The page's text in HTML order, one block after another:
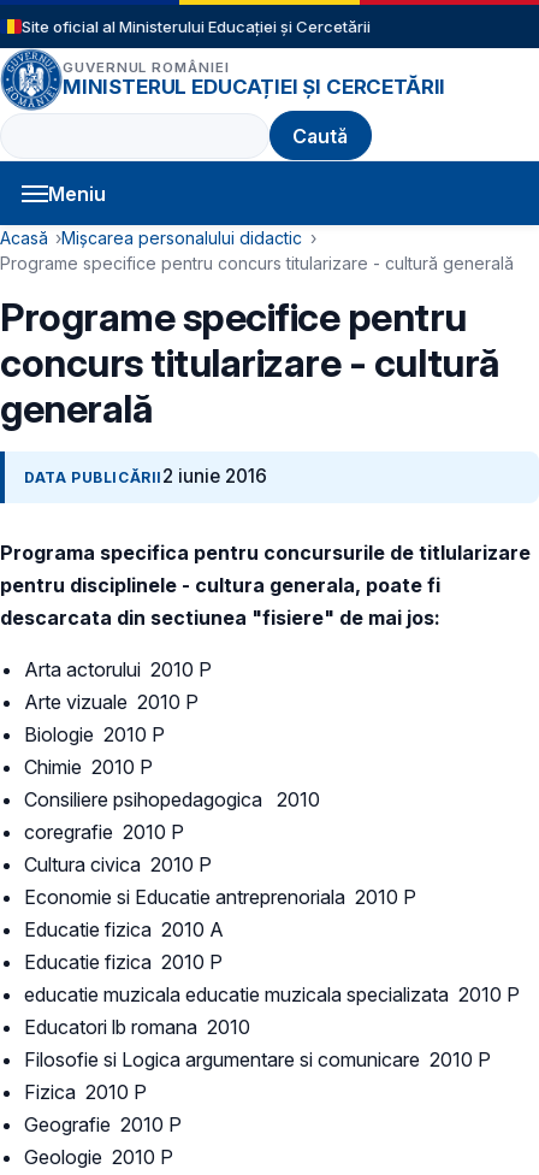
Sari la conținutul principal
Site oficial al Ministerului Educației și Cercetării
GUVERNUL ROMÂNIEI
MINISTERUL EDUCAȚIEI ȘI CERCETĂRII
Caută
Meniu
Navigație principală
Cale de navigare
Acasă
Mișcarea personalului didactic
Programe specifice pentru concurs titularizare - cultură generală
Programe specifice pentru
concurs titularizare - cultură
generală
DATA PUBLICĂRII 2 iunie 2016
Programa specifica pentru concursurile de titlularizare
pentru disciplinele - cultura generala, poate fi
descarcata din sectiunea "fisiere" de mai jos:
Arta actorului 2010 P
Arte vizuale 2010 P
Biologie 2010 P
Chimie 2010 P
Consiliere psihopedagogica 2010
coregrafie 2010 P
Cultura civica 2010 P
Economie si Educatie antreprenoriala 2010 P
Educatie fizica 2010 A
Educatie fizica 2010 P
educatie muzicala educatie muzicala specializata 2010 P
Educatori lb romana 2010
Filosofie si Logica argumentare si comunicare 2010 P
Fizica 2010 P
Geografie 2010 P
Geologie 2010 P